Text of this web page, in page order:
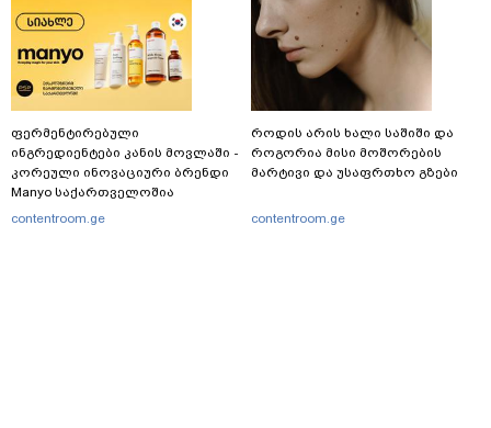
ფერმენტირებული
ინგრედიენტები კანის მოვლაში -
კორეული ინოვაციური ბრენდი
Manyo საქართველოშია
contentroom.ge
როდის არის ხალი საშიში და
როგორია მისი მოშორების
მარტივი და უსაფრთხო გზები
contentroom.ge